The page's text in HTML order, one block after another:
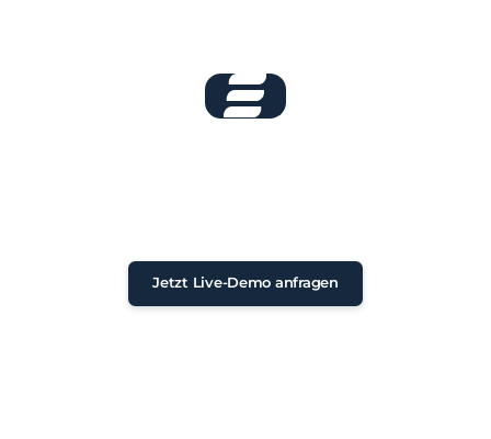
Jetzt Live-Demo anfragen